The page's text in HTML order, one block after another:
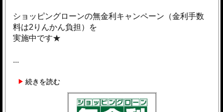
ショッピングローンの無金利キャンペーン（金利手数
料は2りんかん負担）を
実施中です★
...
続きを読む